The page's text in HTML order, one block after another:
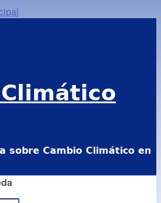
sobre Cambio Climático en